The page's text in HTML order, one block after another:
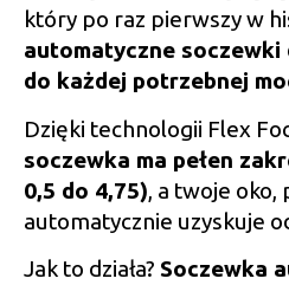
który po raz pierwszy w
automatyczne
do każdej potrzebnej
Dzięki technologii Flex
soczewka ma pełen
0,5 do 4,75), a twoje oko,
automatycznie uzyskuje
Jak to działa? Soczewka